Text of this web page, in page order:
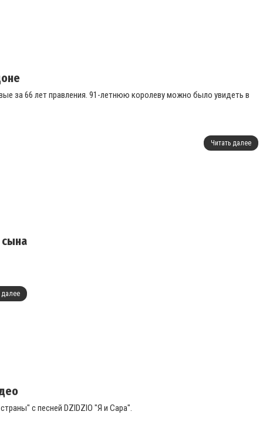
за 66 лет правления. 91-летнюю королеву можно было увидеть в
Читать далее
далее
с песней DZIDZIO "Я и Сара".